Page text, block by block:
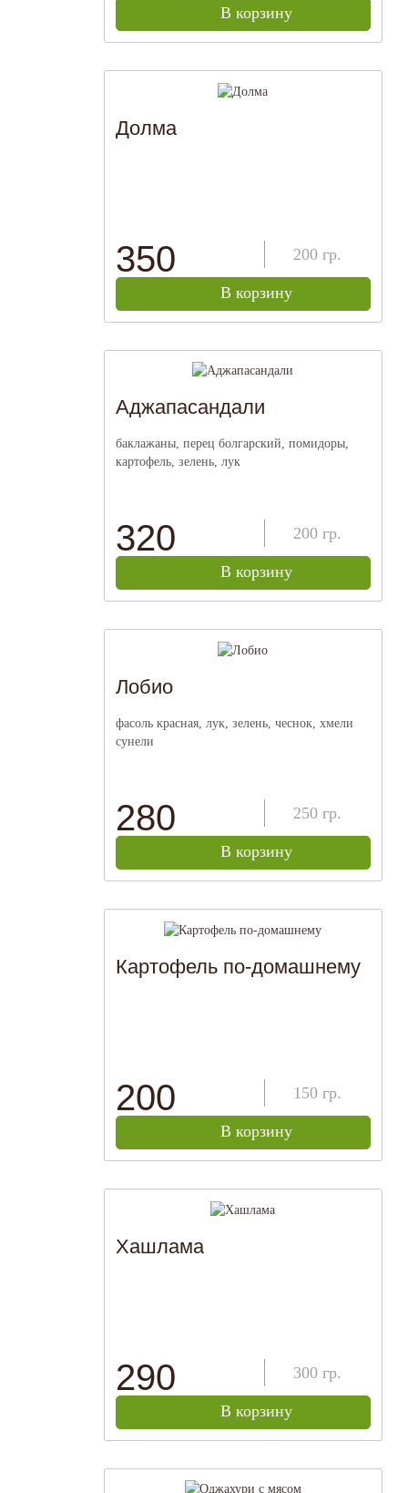
В корзину
Долма
350 200 гр.
В корзину
Аджапасандали
баклажаны, перец болгарский, помидоры,
картофель, зелень, лук
320 200 гр.
В корзину
Лобио
фасоль красная, лук, зелень, чеснок, хмели
сунели
280 250 гр.
В корзину
Картофель по-домашнему
200 150 гр.
В корзину
Хашлама
290 300 гр.
В корзину